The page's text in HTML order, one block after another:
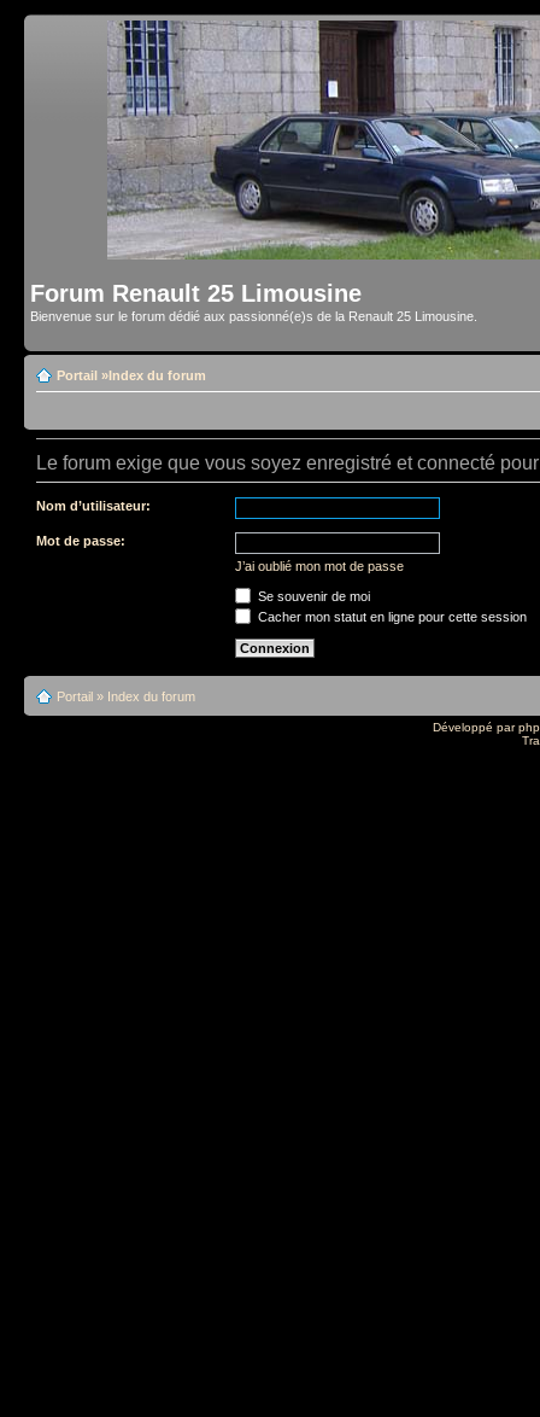
Forum Renault 25 Limousine
Bienvenue sur le forum dédié aux passionné(e)s de la Renault 25 Limousine.
Portail »Index du forum
Le forum exige que vous soyez enregistré et connecté
Nom d’utilisateur:
Mot de passe:
J’ai oublié mon mot de passe
Se souvenir de moi
Cacher mon statut en ligne pour cette session
Portail » Index du forum
Développé par